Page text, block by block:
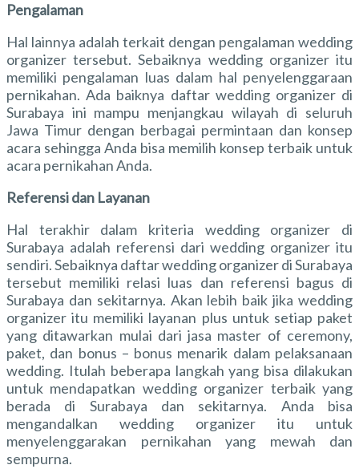
Pengalaman
Hal lainnya adalah terkait dengan pengalaman wedding
organizer tersebut. Sebaiknya wedding organizer itu
memiliki pengalaman luas dalam hal penyelenggaraan
pernikahan. Ada baiknya daftar wedding organizer di
Surabaya ini mampu menjangkau wilayah di seluruh
Jawa Timur dengan berbagai permintaan dan konsep
acara sehingga Anda bisa memilih konsep terbaik untuk
acara pernikahan Anda.
Referensi dan Layanan
Hal terakhir dalam kriteria wedding organizer di
Surabaya adalah referensi dari wedding organizer itu
sendiri. Sebaiknya daftar wedding organizer di Surabaya
tersebut memiliki relasi luas dan referensi bagus di
Surabaya dan sekitarnya. Akan lebih baik jika wedding
organizer itu memiliki layanan plus untuk setiap paket
yang ditawarkan mulai dari jasa master of ceremony,
paket, dan bonus – bonus menarik dalam pelaksanaan
wedding. Itulah beberapa langkah yang bisa dilakukan
untuk mendapatkan wedding organizer terbaik yang
berada di Surabaya dan sekitarnya. Anda bisa
mengandalkan wedding organizer itu untuk
menyelenggarakan pernikahan yang mewah dan
sempurna.